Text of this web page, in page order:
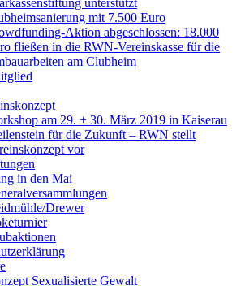
unterstützt
mit 7.500 Euro
Aktion abgeschlossen: 18.000
fließen in die RWN-Vereinskasse für die
am Clubheim
am 29. + 30. März 2019 in Kaiserau
für die Zukunft – RWN stellt
vor
in den Mai
Drewer
Sexualisierte Gewalt